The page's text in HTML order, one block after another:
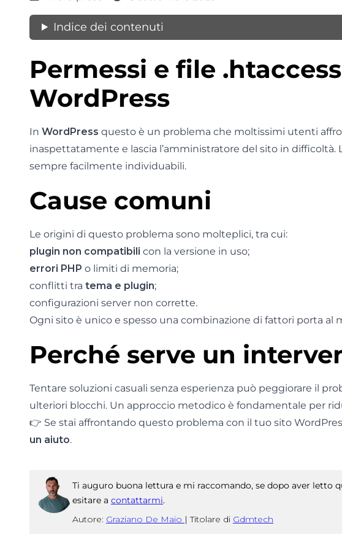
Indice dei contenuti
Permessi e file
WordPress
In WordPress questo è un problema che moltissimi utenti
inaspettatamente e lascia l’amministratore del sito in difficoltà.
sempre facilmente individuabili.
Cause comuni
Le origini di questo problema sono molteplici, tra cui:
plugin non compatibili con la versione in uso;
errori PHP o limiti di memoria;
conflitti tra tema e plugin;
configurazioni server non corrette.
Ogni sito è unico e spesso una combinazione di fattori porta al
Perché serve un
Tentare soluzioni casuali senza esperienza può peggiorare il
ulteriori blocchi. Un approccio metodico è fondamentale per
👉 Se stai affrontando questo problema con il tuo sito
un aiuto.
Ti auguro buona lettura e mi raccomando, se dopo aver letto
esitare a contattarmi.
Autore: Graziano De Maio | Titolare di Gdmtech